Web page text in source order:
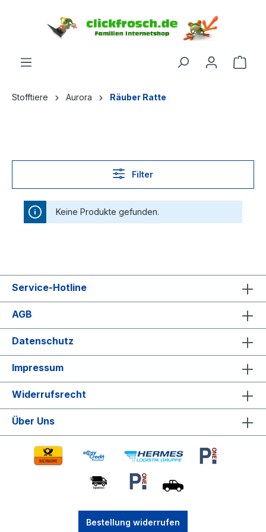
Stofftiere Aurora Räuber Ratte
Filter
Keine Produkte gefunden.
Service-Hotline
AGB
Datenschutz
Impressum
Widerrufsrecht
Über Uns
Bestellung widerrufen